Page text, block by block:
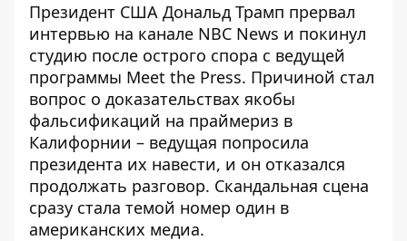
Президент США Дональд Трамп прервал
интервью на канале NBC News и покинул
студию после острого спора с ведущей
программы Meet the Press. Причиной стал
вопрос о доказательствах якобы
фальсификаций на праймериз в
Калифорнии – ведущая попросила
президента их навести, и он отказался
продолжать разговор. Скандальная сцена
сразу стала темой номер один в
американских медиа.